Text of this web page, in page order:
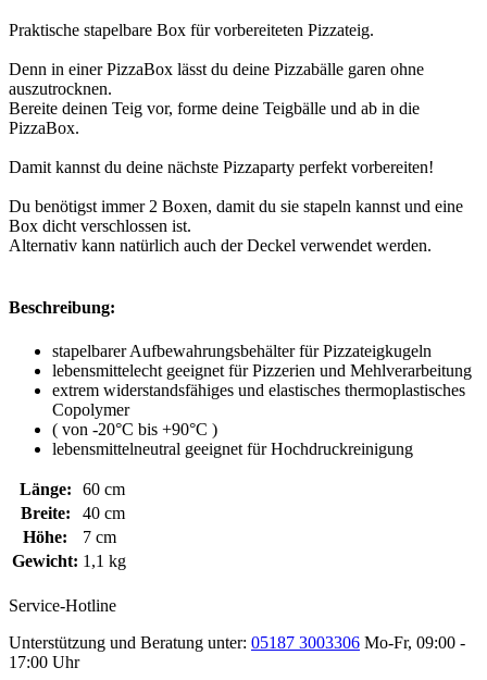
Praktische stapelbare Box für vorbereiteten Pizzateig.
Denn in einer PizzaBox lässt du deine Pizzabälle garen ohne
auszutrocknen.
Bereite deinen Teig vor, forme deine Teigbälle und ab in die
PizzaBox.
Damit kannst du deine nächste Pizzaparty perfekt vorbereiten!
Du benötigst immer 2 Boxen, damit du sie stapeln kannst und eine
Box dicht verschlossen ist.
Alternativ kann natürlich auch der Deckel verwendet werden.
Beschreibung:
stapelbarer Aufbewahrungsbehälter für Pizzateigkugeln
lebensmittelecht geeignet für Pizzerien und Mehlverarbeitung
extrem widerstandsfähiges und elastisches thermoplastisches
Copolymer
( von -20°C bis +90°C )
lebensmittelneutral geeignet für Hochdruckreinigung
Länge:
60 cm
Breite:
40 cm
Höhe:
7 cm
Gewicht: 1,1 kg
Service-Hotline
Unterstützung und Beratung unter: 05187 3003306 Mo-Fr, 09:00 -
17:00 Uhr